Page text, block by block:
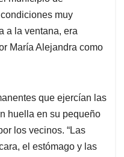
muy
a la ventana, era
María Alejandra como
que ejercían las
huella en su pequeño
los vecinos. “Las
el estómago y las